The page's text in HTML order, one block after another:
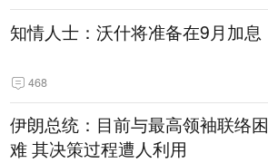
知情人士：沃什将准备在9月加息
468
伊朗总统：目前与最高领袖联络困
难 其决策过程遭人利用